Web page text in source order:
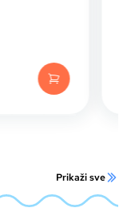
Prikaži sve